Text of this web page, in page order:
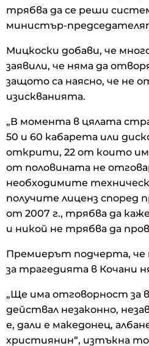
трябва да се реши
министър-
Мицкоски добави, че
заявили, че няма да
защото са наясно, че не
изискванията.
„В момента в цялата
50 и 60 кабарета или
открити, 22 от които
от половината не
необходимите
получите лиценз според
от 2007 г., трябва да
и никой не трябва да
Премиерът подчерта,
за трагедията в Кочани
„Ще има отговорност за
действал незаконно,
е, дали е македонец,
християнин“, изтъкна